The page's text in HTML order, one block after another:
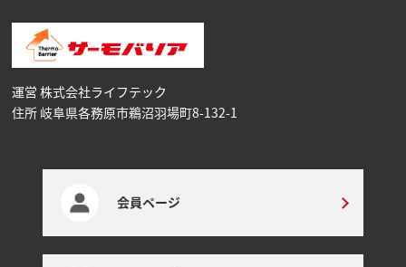
運営 株式会社ライフテック
住所 岐阜県各務原市鵜沼⽻場町8-132-1
会員ページ